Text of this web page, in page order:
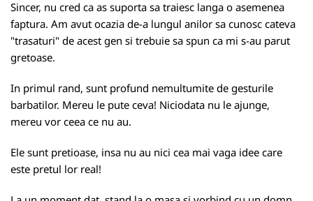
Sincer, nu cred ca as suporta sa traiesc langa o asemenea
faptura. Am avut ocazia de-a lungul anilor sa cunosc cateva
"trasaturi" de acest gen si trebuie sa spun ca mi s-au parut
gretoase.
In primul rand, sunt profund nemultumite de gesturile
barbatilor. Mereu le pute ceva! Niciodata nu le ajunge,
mereu vor ceea ce nu au.
Ele sunt pretioase, insa nu au nici cea mai vaga idee care
este pretul lor real!